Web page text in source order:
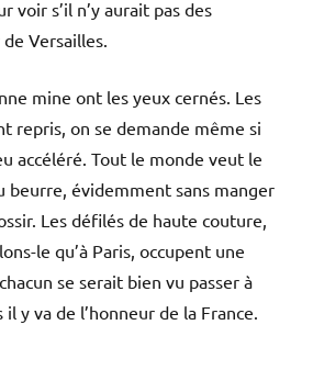
voir s’il n’y aurait pas des
Versailles.
mine ont les yeux cernés. Les
repris, on se demande même si
accéléré. Tout le monde veut le
beurre, évidemment sans manger
Les défilés de haute couture,
le qu’à Paris, occupent une
se serait bien vu passer à
y va de l’honneur de la France.